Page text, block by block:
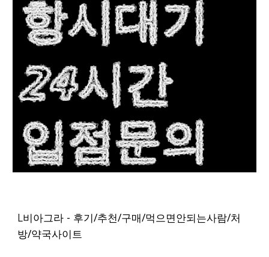
L비아그라 - 후기/추천/구매/먹으면안되는사람/처
방/약국사이트